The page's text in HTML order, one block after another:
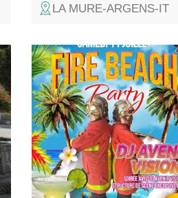
LA MURE-ARGENS-IT
L'amicale des sapeurs
pompiers de Saint André les
Alpes vous propose l'aprèm
porte ouverte de 14h à 18h,
Happy Hour de 18h à 20h suivi
d'une soirée animée par DJ.
Buvette et Food truck sur
place.